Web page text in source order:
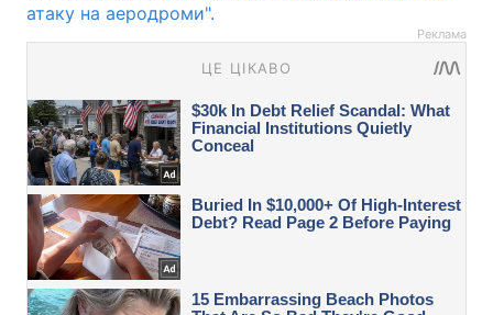
атаку на аеродроми".
Реклама